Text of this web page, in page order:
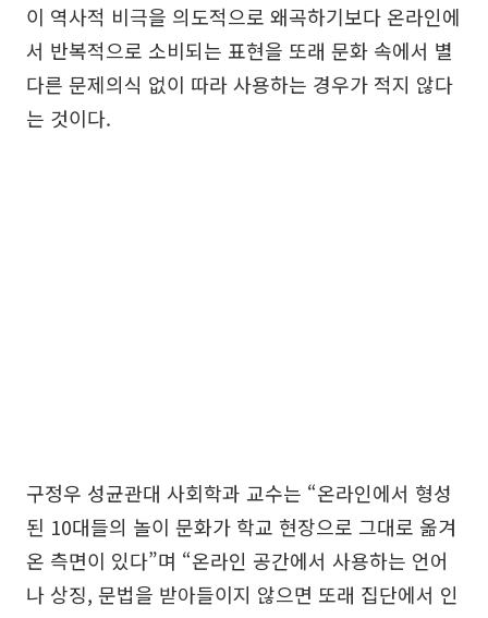
이 역사적 비극을 의도적으로 왜곡하기보다 온라인에
서 반복적으로 소비되는 표현을 또래 문화 속에서 별
다른 문제의식 없이 따라 사용하는 경우가 적지 않다
는 것이다.
구정우 성균관대 사회학과 교수는 “온라인에서 형성
된 10대들의 놀이 문화가 학교 현장으로 그대로 옮겨
온 측면이 있다”며 “온라인 공간에서 사용하는 언어
나 상징, 문법을 받아들이지 않으면 또래 집단에서 인